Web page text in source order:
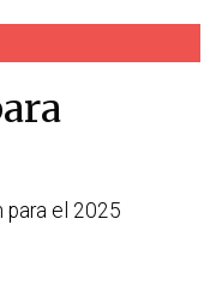
para el 2025